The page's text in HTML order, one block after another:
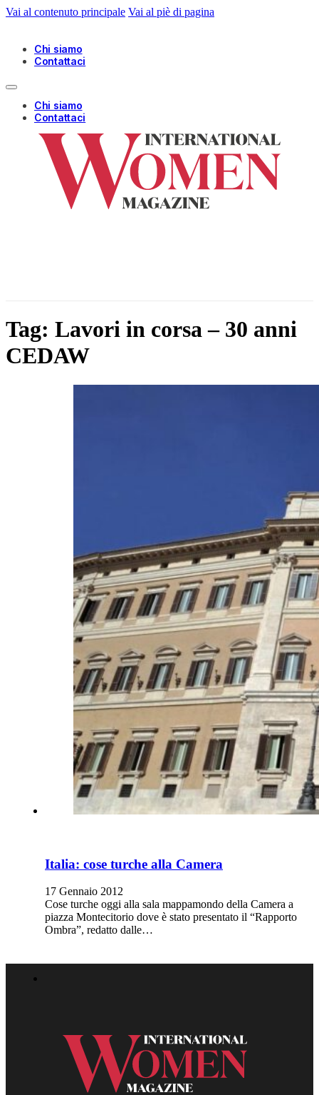
Vai al contenuto principale Vai al piè di pagina
Chi siamo
Contattaci
Chi siamo
Contattaci
Tag: Lavori in corsa – 30 anni
CEDAW
Italia: cose turche alla Camera
17 Gennaio 2012
Cose turche oggi alla sala mappamondo della Camera a
piazza Montecitorio dove è stato presentato il “Rapporto
Ombra”, redatto dalle…